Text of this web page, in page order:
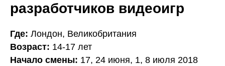
разработчиков видеоигр
Где: Лондон, Великобритания
Возраст: 14-17 лет
Начало смены: 17, 24 июня, 1, 8 июля 2018